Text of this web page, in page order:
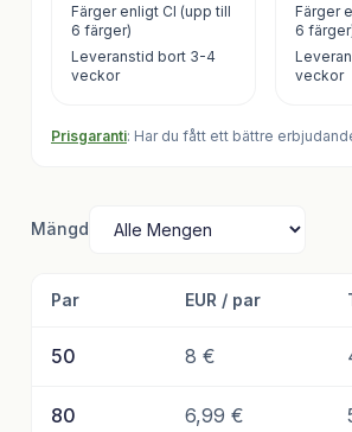
Färger enligt CI (upp till
6 färger)
Leveranstid bort 3-4
veckor
Färger
6
veckor
Prisgaranti: Har du fått ett bättre
Mängd
Par EUR / par
50 8 €
80 6,99 €